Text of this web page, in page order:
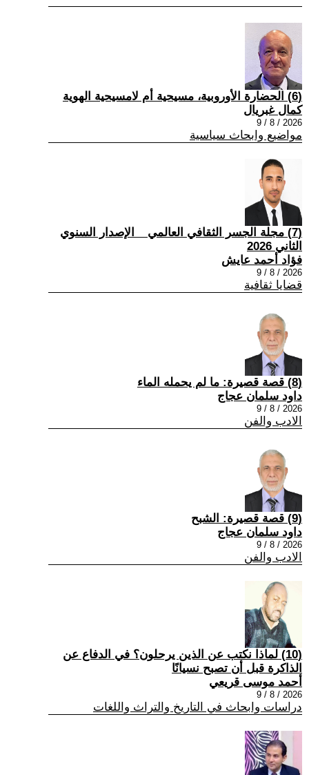
(6) الحضارة الأوروبية، مسيحية أم لامسيحية الهوية
كمال غبريال
2026 / 8 / 9
مواضيع وابحاث سياسية
(7) مجلة الجسر الثقافي العالمي _ الإصدار السنوي
الثاني 2026
فؤاد أحمد عايش
2026 / 8 / 9
قضايا ثقافية
(8) قصة قصيرة: ما لم يحمله الماء
داود سلمان عجاج
2026 / 8 / 9
الادب والفن
(9) قصة قصيرة: الشبح
داود سلمان عجاج
2026 / 8 / 9
الادب والفن
(10) لماذا نكتب عن الذين يرحلون؟ في الدفاع عن
الذاكرة قبل أن تصبح نسيانًا
أحمد موسى قريعي
2026 / 8 / 9
دراسات وابحاث في التاريخ والتراث واللغات